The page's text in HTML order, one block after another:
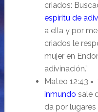
criados:
espíritu de
a ella y por
criados le
mujer en
adivinación.”
Mateo 12:43 =
inmundo sale
da por